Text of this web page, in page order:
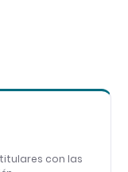
con las